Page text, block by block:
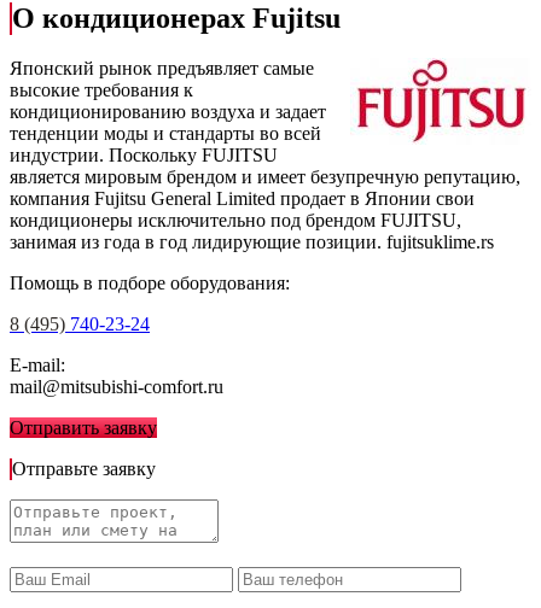
О кондиционерах Fujitsu
Японский рынок предъявляет самые
высокие требования к
кондиционированию воздуха и задает
тенденции моды и стандарты во всей
индустрии. Поскольку FUJITSU
является мировым брендом и имеет безупречную репутацию,
компания Fujitsu General Limited продает в Японии свои
кондиционеры исключительно под брендом FUJITSU,
занимая из года в год лидирующие позиции. fujitsuklime.rs
Помощь в подборе оборудования:
8 (495) 740-23-24
E-mail:
mail@mitsubishi-comfort.ru
Отправить заявку
Отправьте заявку